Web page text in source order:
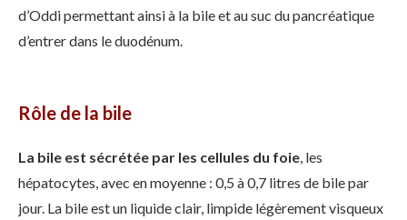
d’Oddi permettant ainsi à la bile et au suc du pancréatique
d’entrer dans le duodénum.
Rôle de la bile
La bile est sécrétée par les cellules du foie, les
hépatocytes, avec en moyenne : 0,5 à 0,7 litres de bile par
jour. La bile est un liquide clair, limpide légèrement visqueux